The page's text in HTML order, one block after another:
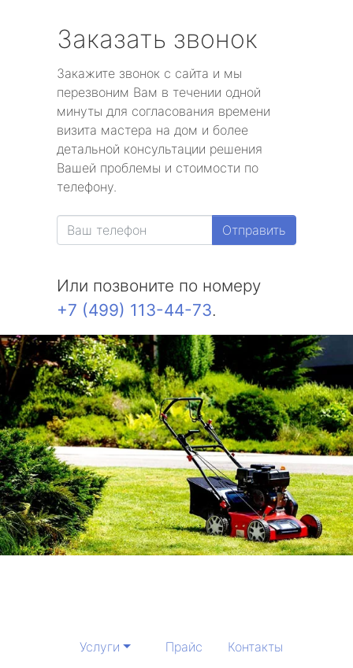
Заказать звонок
Закажите звонок с сайта и мы
перезвоним Вам в течении одной
минуты для согласования времени
визита мастера на дом и более
детальной консультации решения
Вашей проблемы и стоимости по
телефону.
Отправить
Или позвоните по номеру
+7 (499) 113-44-73.
Услуги Прайс Контакты